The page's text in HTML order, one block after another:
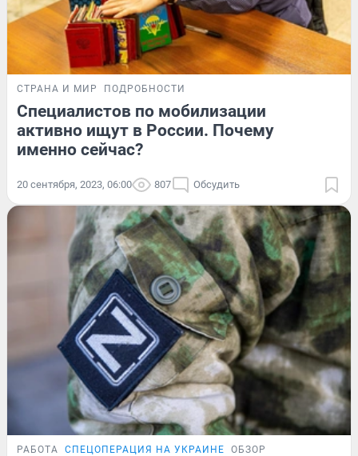
СТРАНА И МИР ПОДРОБНОСТИ
Специалистов по мобилизации
активно ищут в России. Почему
именно сейчас?
20 сентября, 2023, 06:00 807 Обсудить
РАБОТА СПЕЦОПЕРАЦИЯ НА УКРАИНЕ ОБЗОР